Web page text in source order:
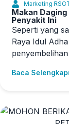
Marketing
Makan
Penyakit Ini
Seperti yang
Raya Idul
penyembelihan
Baca